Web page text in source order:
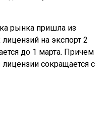
рынка пришла из
на экспорт 2
до 1 марта. Причем
сокращается с